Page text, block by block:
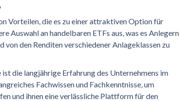
Vorteilen, die es zu einer attraktiven Option für
Auswahl an handelbaren ETFs aus, was es Anlegern
den Renditen verschiedener Anlageklassen zu
die langjährige Erfahrung des Unternehmens im
Fachwissen und Fachkenntnisse, um
und ihnen eine verlässliche Plattform für den